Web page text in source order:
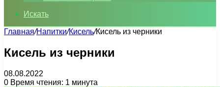
Искать
Главная/Напитки/Кисель/Кисель из черники
Кисель из черники
08.08.2022
0 Время чтения: 1 минута